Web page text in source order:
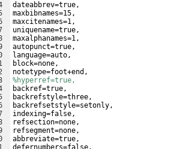
dateabbrev=true,
maxbibnames=15,
maxcitenames=1,
uniquename=true,
maxalphanames=1,
autopunct=true,
language=auto,
block=none,
notetype=foot+end,
%hyperref=true,
backref=true,
backrefstyle=three,
backrefsetstyle=setonly,
indexing=false,
refsection=none,
refsegment=none,
abbreviate=true,